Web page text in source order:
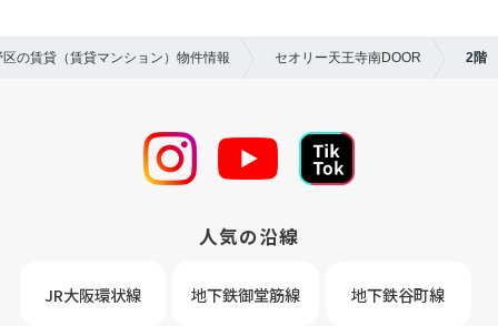
の賃貸（賃貸マンション）物件情報 セオリー天王寺南DOOR 2階
人気の沿線
JR大阪環状線 地下鉄御堂筋線 地下鉄谷町線